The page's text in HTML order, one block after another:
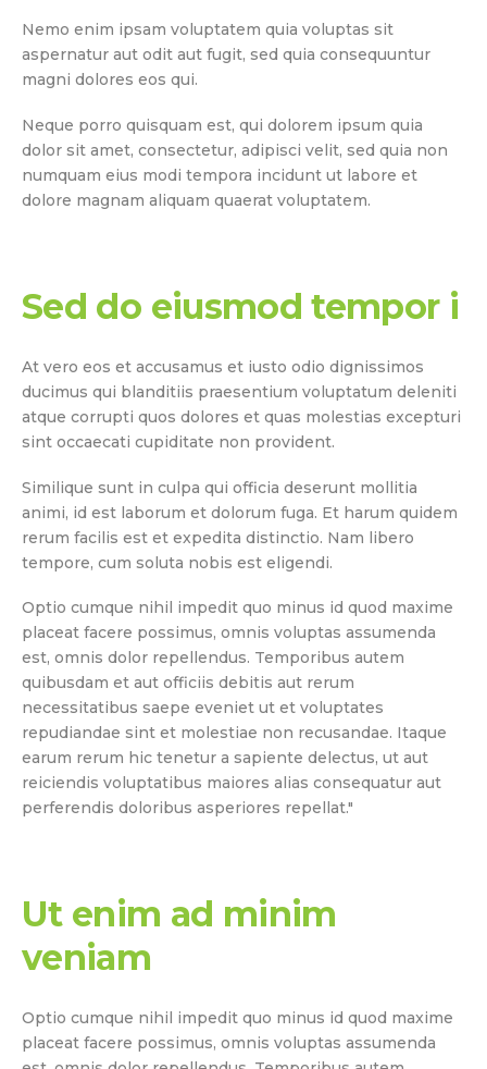
Nemo enim ipsam voluptatem quia voluptas sit
aspernatur aut odit aut fugit, sed quia consequuntur
magni dolores eos qui.
Neque porro quisquam est, qui dolorem ipsum quia
dolor sit amet, consectetur, adipisci velit, sed quia non
numquam eius modi tempora incidunt ut labore et
dolore magnam aliquam quaerat voluptatem.
Sed do eiusmod tempor i
At vero eos et accusamus et iusto odio dignissimos
ducimus qui blanditiis praesentium voluptatum deleniti
atque corrupti quos dolores et quas molestias excepturi
sint occaecati cupiditate non provident.
Similique sunt in culpa qui officia deserunt mollitia
animi, id est laborum et dolorum fuga. Et harum quidem
rerum facilis est et expedita distinctio. Nam libero
tempore, cum soluta nobis est eligendi.
Optio cumque nihil impedit quo minus id quod maxime
placeat facere possimus, omnis voluptas assumenda
est, omnis dolor repellendus. Temporibus autem
quibusdam et aut officiis debitis aut rerum
necessitatibus saepe eveniet ut et voluptates
repudiandae sint et molestiae non recusandae. Itaque
earum rerum hic tenetur a sapiente delectus, ut aut
reiciendis voluptatibus maiores alias consequatur aut
perferendis doloribus asperiores repellat."
Ut enim ad minim
veniam
Optio cumque nihil impedit quo minus id quod maxime
placeat facere possimus, omnis voluptas assumenda